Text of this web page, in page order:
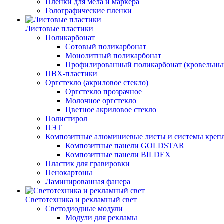
Пленки для мела и маркера
Голографические пленки
Листовые пластики
Поликарбонат
Сотовый поликарбонат
Монолитный поликарбонат
Профилированный поликарбонат
ПВХ-пластики
Оргстекло (акриловое стекло)
Оргстекло прозрачное
Молочное оргстекло
Цветное акриловое стекло
Полистирол
ПЭТ
Композитные алюминиевые листы и системы
Композитные панели GOLDSTAR
Композитные панели BILDEX
Пластик для гравировки
Пенокартоны
Ламинированная фанера
Светотехника и рекламный свет
Светодиодные модули
Модули для рекламы